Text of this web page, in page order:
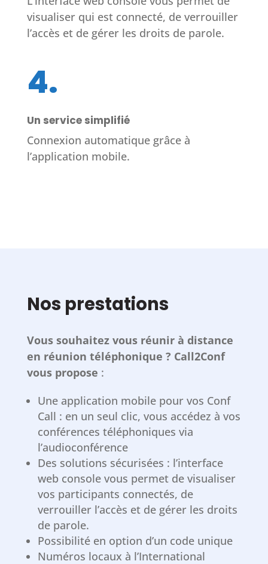
visualiser qui est connecté, de verrouiller
l’accès et de gérer les droits de parole.
4.
Un service simplifié
Connexion automatique grâce à
l’application mobile.
Nos prestations
Vous souhaitez vous réunir à distance
en réunion téléphonique ? Call2Conf
vous propose :
Une application mobile pour vos Conf
Call : en un seul clic, vous accédez à vos
conférences téléphoniques via
l’audioconférence
Des solutions sécurisées : l’interface
web console vous permet de visualiser
vos participants connectés, de
verrouiller l’accès et de gérer les droits
de parole.
Possibilité en option d’un code unique
Numéros locaux à l’International